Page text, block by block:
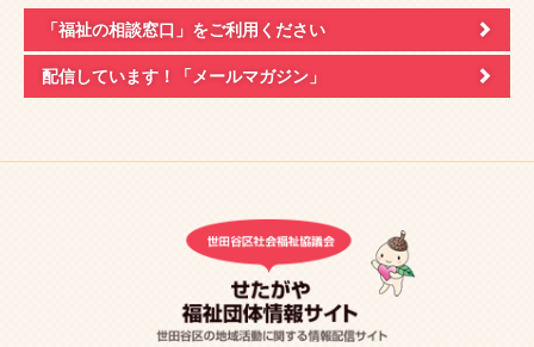
「福祉の相談窓口」 をご利用ください
配信しています！ 「メールマガジン」